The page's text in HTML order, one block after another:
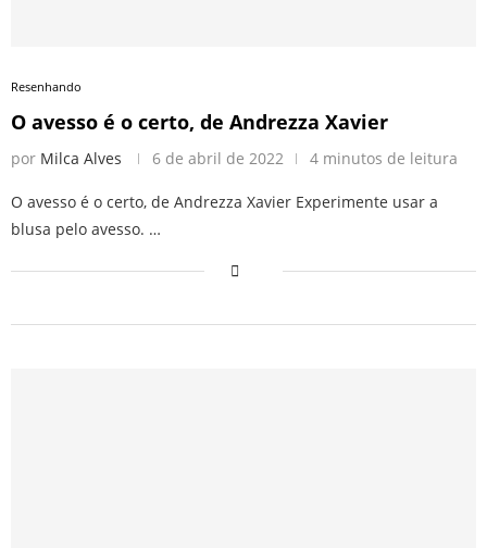
Resenhando
O avesso é o certo, de Andrezza Xavier
por Milca Alves 6 de abril de 2022 4 minutos de leitura
O avesso é o certo, de Andrezza Xavier Experimente usar a
blusa pelo avesso. …